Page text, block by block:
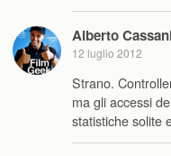
Alberto
12 luglio 2012
Strano.
ma gli accessi
statistiche solite